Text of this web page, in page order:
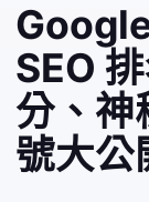
SEO
分、神
號大公